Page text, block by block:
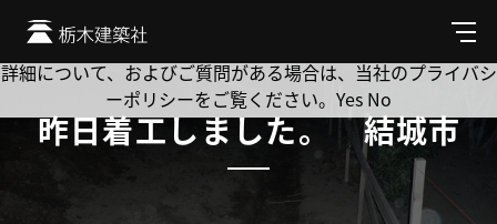
メ
ニ
ュ
昨日着工しました。 結城市
Cookie を使用して、お客様の活動を追跡してもよろしいです
か? 当社ではお客様のプライバシーを極めて重視しています。
詳細について、およびご質問がある場合は、当社のプライバシ
ーポリシーをご覧ください。 Yes No